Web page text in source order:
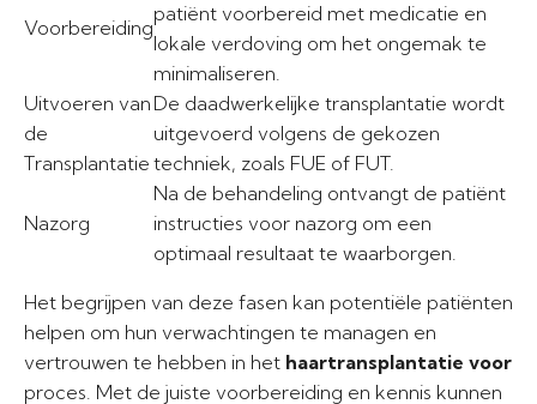
Voorbereiding
patiënt voorbereid met medicatie en
lokale verdoving om het ongemak te
minimaliseren.
Uitvoeren van
de
Transplantatie
De daadwerkelijke transplantatie wordt
uitgevoerd volgens de gekozen
techniek, zoals FUE of FUT.
Nazorg
Na de behandeling ontvangt de patiënt
instructies voor nazorg om een
optimaal resultaat te waarborgen.
Het begrijpen van deze fasen kan potentiële patiënten
helpen om hun verwachtingen te managen en
vertrouwen te hebben in het haartransplantatie voor
proces. Met de juiste voorbereiding en kennis kunnen